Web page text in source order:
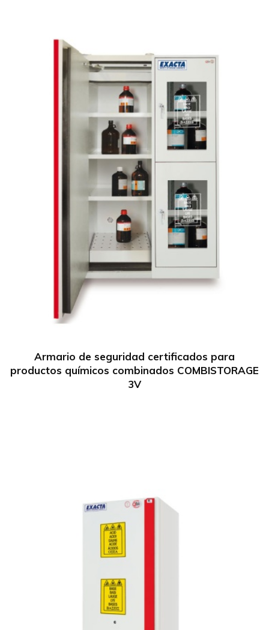
Armario de seguridad certificados para
productos químicos combinados COMBISTORAGE
3V